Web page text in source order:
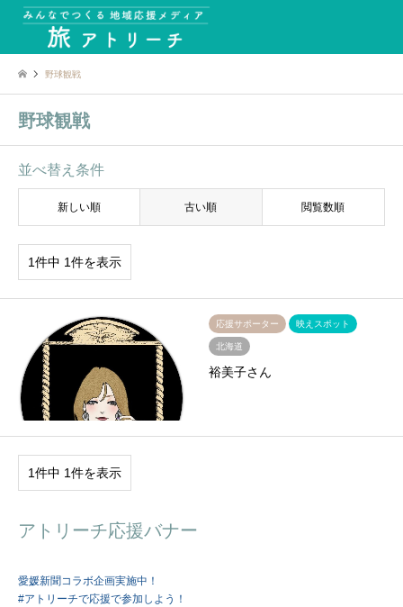
野球観戦
野球観戦
並べ替え条件
新しい順 古い順 閲覧数順
1件中 1件を表示
応援サポーター 映えスポット
北海道
裕美子さん
1件中 1件を表示
アトリーチ応援バナー
愛媛新聞コラボ企画実施中！
#アトリーチで応援で参加しよう！